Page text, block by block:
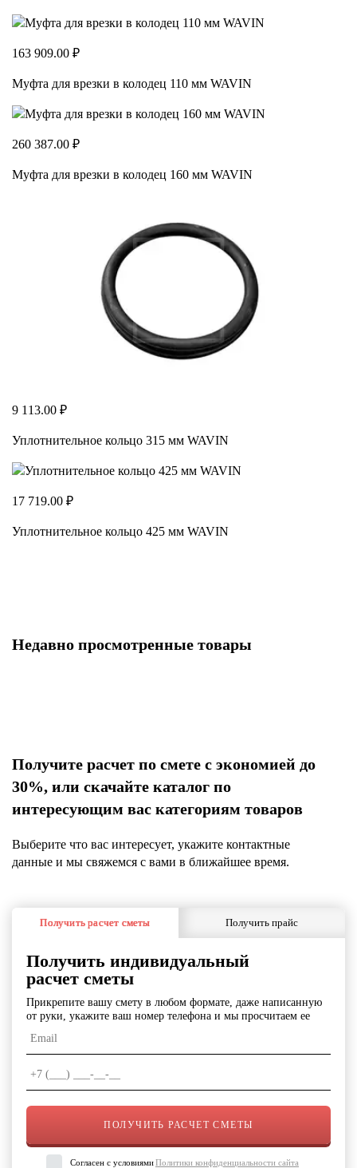
163 909.00 ₽
Муфта для врезки в колодец 110 мм WAVIN
260 387.00 ₽
Муфта для врезки в колодец 160 мм WAVIN
9 113.00 ₽
Уплотнительное кольцо 315 мм WAVIN
17 719.00 ₽
Уплотнительное кольцо 425 мм WAVIN
Недавно просмотренные товары
Получите расчет по смете с экономией до
30%, или скачайте каталог по
интересующим вас категориям товаров
Выберите что вас интересует, укажите контактные
данные и мы свяжемся с вами в ближайшее время.
Получить расчет сметы Получить прайс
Получить индивидуальный
расчет сметы
Прикрепите вашу смету в любом формате, даже написанную
от руки, укажите ваш номер телефона и мы просчитаем ее
Согласен с условиямиПолитики конфиденциальности сайта